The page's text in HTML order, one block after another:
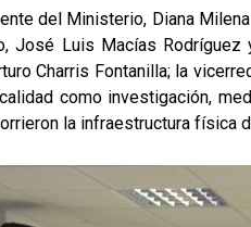
del Ministerio, Diana
José Luis Macías
Charris Fontanilla; la
como investigación,
la infraestructura física